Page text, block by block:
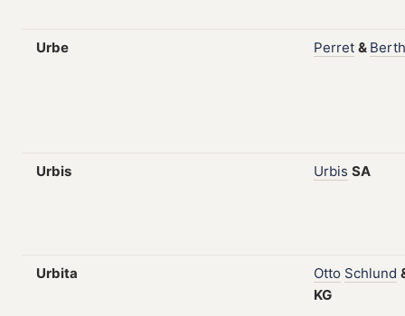
Urbe Perret &
Urbis Urbis SA
Urbita Otto Schlund
KG